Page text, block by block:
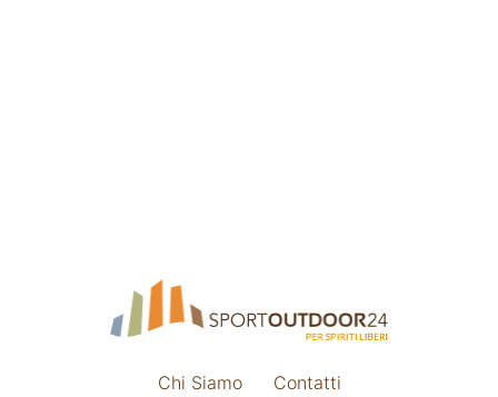
Chi Siamo Contatti